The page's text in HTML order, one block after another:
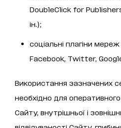
DoubleClick for
ін.);
соціальні плагіни
Facebook, Twitter,
Використання зазначених
необхідно для оперативного
Сайту, внутрішньої і